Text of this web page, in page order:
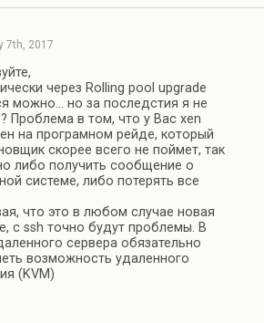
7th, 2017
через Rolling pool upgrade
можно… но за последстия я не
Проблема в том, что у Вас xen
на програмном рейде, который
скорее всего не поймет, так
либо получить сообщение о
системе, либо потерять все
что это в любом случае новая
с ssh точно будут проблемы. В
сервера обязательно
возможность удаленного
(KVM)